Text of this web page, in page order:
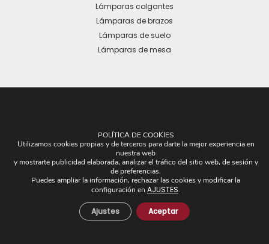
Lámparas colgantes
Lámparas de brazos
Lámparas de suelo
Lámparas de mesa
OTROS
Plafones
Pantallas
Apliques de brazos
Novedades
POLÍTICA DE COOKIES
Utilizamos cookies propias y de terceros para darte la mejor experiencia en
nuestra web
y mostrarte publicidad elaborada, analizar el tráfico del sitio web, de sesión y
de preferencias.
Puedes ampliar la información, rechazar las cookies y modificar la
configuración en AJUSTES.
Aceptar
Ajustes